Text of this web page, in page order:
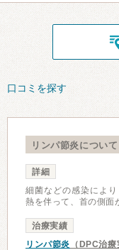
口コミを探す
リンパ節炎について
詳細
細菌などの感染によ
熱を伴って、首の側面
治療実績
リンパ節炎 （DPC治療